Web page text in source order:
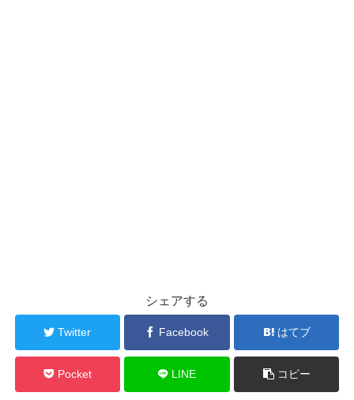
シェアする
Twitter Facebook はてブ
Pocket LINE コピー